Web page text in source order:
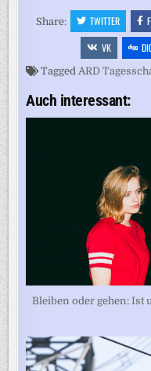
Share: TWITTER
VK
Tagged ARD
Auch interessant:
Bleiben oder gehen: Ist